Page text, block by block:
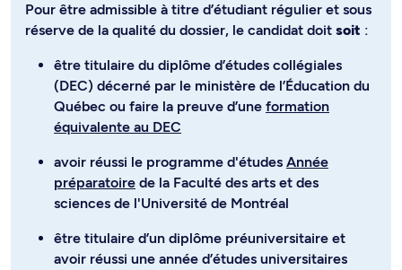
Pour être admissible à titre d’étudiant régulier et sous
réserve de la qualité du dossier, le candidat doit soit :
être titulaire du diplôme d’études collégiales
(DEC) décerné par le ministère de l’Éducation du
Québec ou faire la preuve d’une formation
équivalente au DEC
avoir réussi le programme d'études Année
préparatoire de la Faculté des arts et des
sciences de l'Université de Montréal
être titulaire d’un diplôme préuniversitaire et
avoir réussi une année d’études universitaires